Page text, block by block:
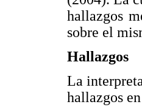
hallazgos
sobre el
Hallazgos
La
hallazgos